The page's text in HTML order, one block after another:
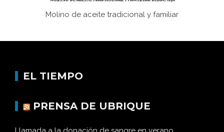
Molino de aceite tradicional y familiar
EL TIEMPO
PRENSA DE UBRIQUE